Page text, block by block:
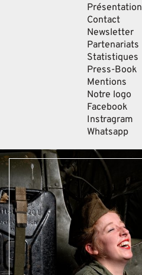
Présentation
Contact
Newsletter
Partenariats
Statistiques
Press-Book
Mentions
Notre logo
Facebook
Instragram
Whatsapp